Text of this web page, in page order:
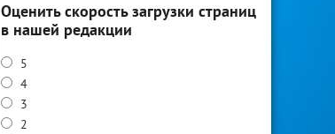
Оценить скорость загрузки страниц
в нашей редакции
5
4
3
2